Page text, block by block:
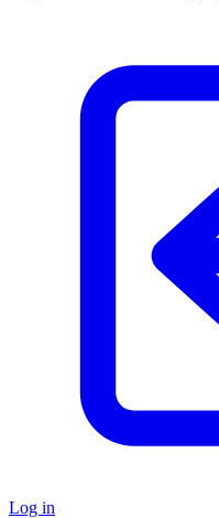
Log in